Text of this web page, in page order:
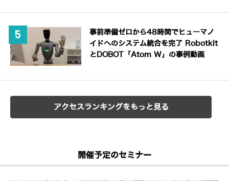
事前準備ゼロから48時間でヒューマノ
イドへのシステム統合を完了 Robotkit
とDOBOT「Atom W」の事例動画
アクセスランキングをもっと見る
開催予定のセミナー